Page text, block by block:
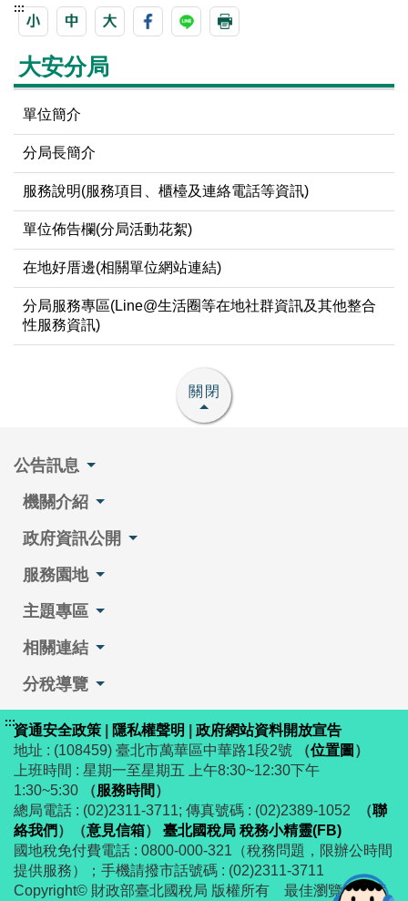
:::
大安分局
單位簡介
分局長簡介
服務說明(服務項目、櫃檯及連絡電話等資訊)
單位佈告欄(分局活動花絮)
在地好厝邊(相關單位網站連結)
分局服務專區(Line@生活圈等在地社群資訊及其他整合
性服務資訊)
關閉
公告訊息
機關介紹
政府資訊公開
服務園地
主題專區
相關連結
分稅導覽
:::資通安全政策 隱私權聲明
政府網站資料開放宣告
地址 : (108459) 臺北市萬華區中華路1段2號
（位置圖 ）
上班時間 : 星期一至星期五 上午8:30~12:30下午
1:30~5:30
（服務時間 ）
總局電話 : (02)2311-3711; 傳真號碼 : (02)2389-1052
（聯
絡我們 ） （意見信箱）
臺北國稅局 稅務小精靈(FB)
國地稅免付費電話 : 0800-000-321（稅務問題，限辦公時間
提供服務）；手機請撥市話號碼 : (02)2311-3711
Copyright© 財政部臺北國稅局 版權所有 最佳瀏覽解析度